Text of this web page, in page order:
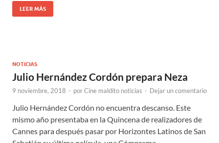
LEER MÁS
NOTICIAS
Julio Hernández Cordón prepara Neza
9 noviembre, 2018 - porCine maldito noticias - Dejar un comentario
Julio Hernández Cordón no encuentra descanso. Este
mismo año presentaba en la Quincena de realizadores de
Cannes para después pasar por Horizontes Latinos de San